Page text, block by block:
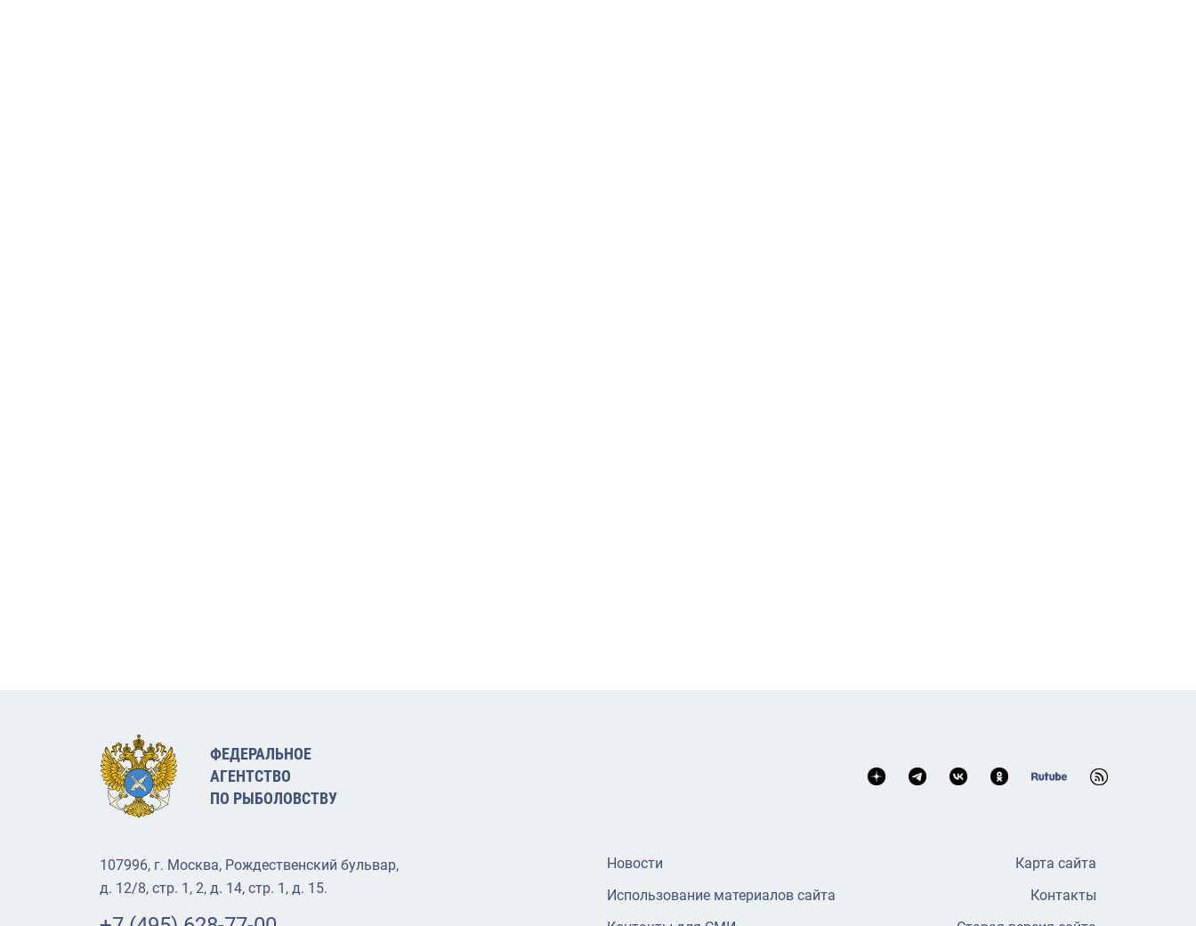
ФЕДЕРАЛЬНОЕ
АГЕНТСТВО
ПО РЫБОЛОВСТВУ
107996, г. Москва, Рождественский бульвар,
д. 12/8, стр. 1, 2, д. 14, стр. 1, д. 15.
Новости
Использование материалов сайта
Карта сайта
Контакты